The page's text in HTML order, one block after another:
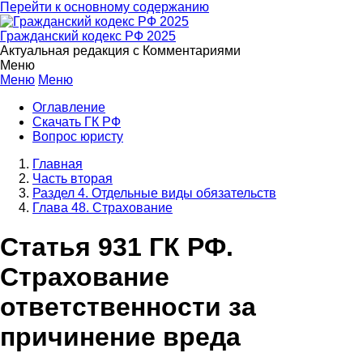
Перейти к основному содержанию
Гражданский кодекс РФ 2025
Актуальная редакция с Комментариями
Меню
Меню Меню
Оглавление
Скачать ГК РФ
Вопрос юристу
Главная
Часть вторая
Раздел 4. Отдельные виды обязательств
Глава 48. Страхование
Статья 931 ГК РФ.
Страхование
ответственности за
причинение вреда